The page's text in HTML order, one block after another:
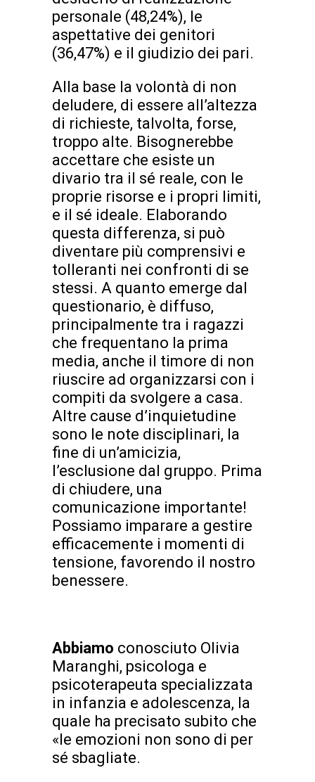
personale (48,24%), le
aspettative dei genitori
(36,47%) e il giudizio dei pari.
Alla base la volontà di non
deludere, di essere all’altezza
di richieste, talvolta, forse,
troppo alte. Bisognerebbe
accettare che esiste un
divario tra il sé reale, con le
proprie risorse e i propri limiti,
e il sé ideale. Elaborando
questa differenza, si può
diventare più comprensivi e
tolleranti nei confronti di se
stessi. A quanto emerge dal
questionario, è diffuso,
principalmente tra i ragazzi
che frequentano la prima
media, anche il timore di non
riuscire ad organizzarsi con i
compiti da svolgere a casa.
Altre cause d’inquietudine
sono le note disciplinari, la
fine di un’amicizia,
l’esclusione dal gruppo. Prima
di chiudere, una
comunicazione importante!
Possiamo imparare a gestire
efficacemente i momenti di
tensione, favorendo il nostro
benessere.
Abbiamo conosciuto Olivia
Maranghi, psicologa e
psicoterapeuta specializzata
in infanzia e adolescenza, la
quale ha precisato subito che
«le emozioni non sono di per
sé sbagliate.